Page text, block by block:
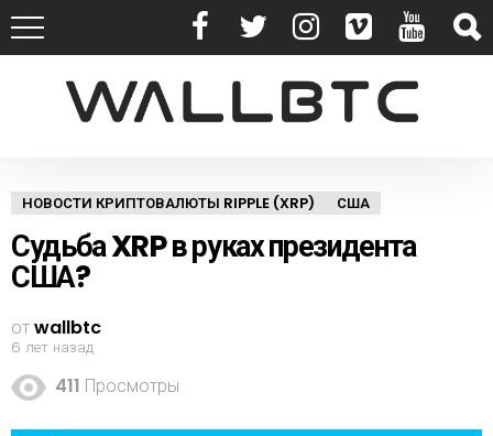
НОВОСТИ КРИПТОВАЛЮТЫ RIPPLE (XRP) США
Судьба XRP в руках президента
США?
отwallbtc
6 лет назад
411 Просмотры